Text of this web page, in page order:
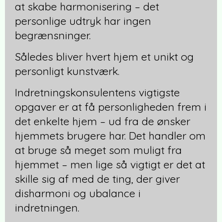
at skabe harmonisering – det
personlige udtryk har ingen
begrænsninger.
Således bliver hvert hjem et unikt og
personligt kunstværk.
Indretningskonsulentens vigtigste
opgaver er at få personligheden frem i
det enkelte hjem – ud fra de ønsker
hjemmets brugere har. Det handler om
at bruge så meget som muligt fra
hjemmet – men lige så vigtigt er det at
skille sig af med de ting, der giver
disharmoni og ubalance i
indretningen.